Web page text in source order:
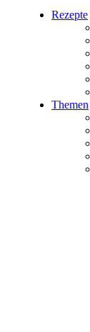
Rezepte
Themen